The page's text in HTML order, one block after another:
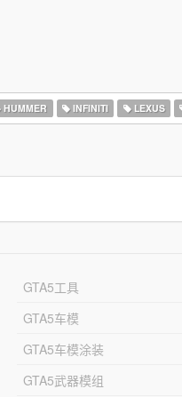
HUMMER INFINITI LEXUS
GTA5工具
GTA5车模
GTA5车模涂装
GTA5武器模组